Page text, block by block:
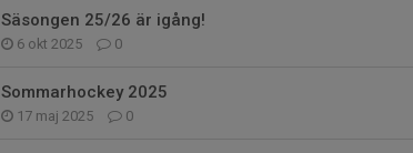
Säsongen 25/26 är igång!
6 okt 2025 0
Sommarhockey 2025
17 maj 2025 0